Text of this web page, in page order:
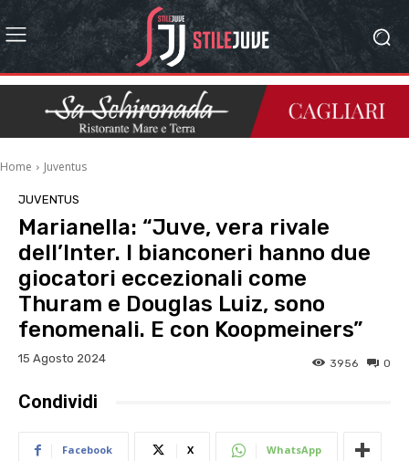
Home Juventus
JUVENTUS
Marianella: “Juve, vera rivale
dell’Inter. I bianconeri hanno due
giocatori eccezionali come
Thuram e Douglas Luiz, sono
fenomenali. E con Koopmeiners”
15 Agosto 2024 0
3956
Condividi
Facebook X WhatsApp